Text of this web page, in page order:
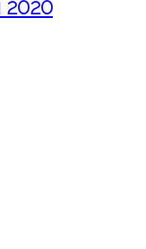
2020